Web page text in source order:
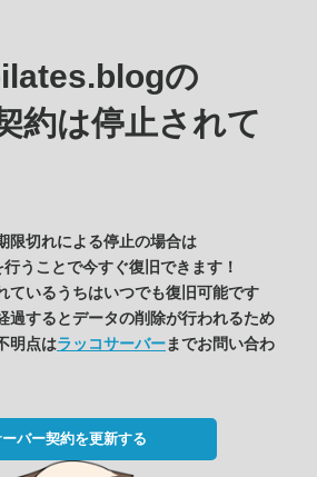
の
約は停止されて
限切れによる停止の場合は
行うことで今すぐ復旧できます！
ているうちはいつでも復旧可能です
過するとデータの削除が行われるため
明点はラッコサーバーまでお問い合わ
ーバー契約を更新する